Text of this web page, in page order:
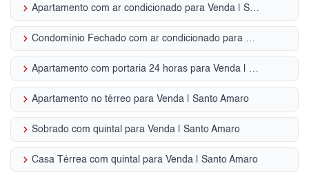
keyboard_arrow_right Apartamento com ar condicionado para Venda | Santo Amaro
keyboard_arrow_right Condomínio Fechado com ar condicionado para Venda | Santo Amaro
keyboard_arrow_right Apartamento com portaria 24 horas para Venda | Santo Amaro
keyboard_arrow_right Apartamento no térreo para Venda | Santo Amaro
keyboard_arrow_right Sobrado com quintal para Venda | Santo Amaro
keyboard_arrow_right Casa Térrea com quintal para Venda | Santo Amaro